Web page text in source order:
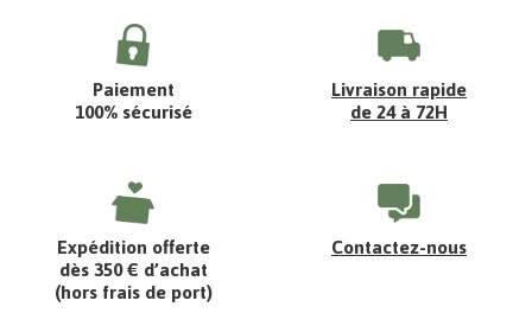
Paiement
100% sécurisé
Livraison rapide
de 24 à 72H
Expédition offerte
dès 350 € d’achat
(hors frais de port)
Contactez-nous